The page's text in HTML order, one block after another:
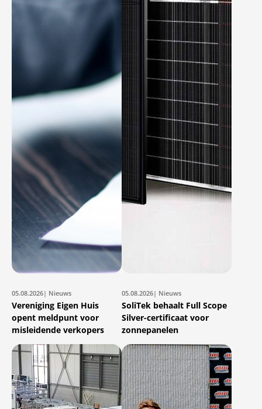
05.08.2026| Nieuws
Vereniging Eigen Huis
opent meldpunt voor
misleidende verkopers
05.08.2026| Nieuws
SoliTek behaalt Full Scope
Silver-certificaat voor
zonnepanelen